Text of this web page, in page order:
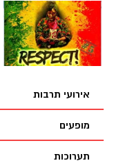
אירועי תרבות
מופעים
תערוכות